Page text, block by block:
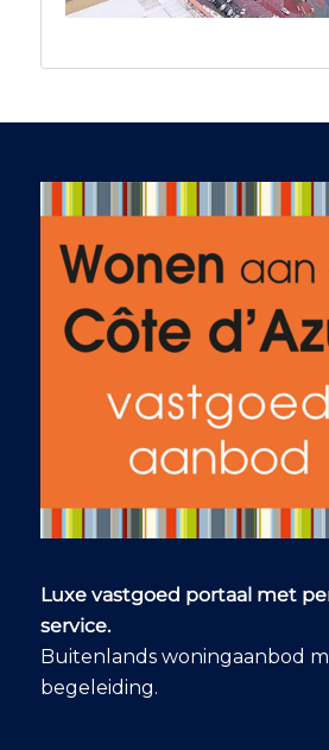
Luxe vastgoed portaal met
service.
Buitenlands woningaanbod
begeleiding.